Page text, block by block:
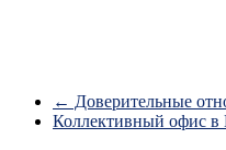
← Доверительные
Коллективный офис в